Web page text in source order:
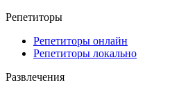
Репетиторы
Репетиторы онлайн
Репетиторы локально
Развлечения